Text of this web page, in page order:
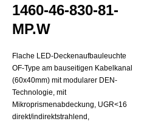
1460-46-830-81-
MP.W
Flache LED-Deckenaufbauleuchte
OF-Type am bauseitigen Kabelkanal
(60x40mm) mit modularer DEN-
Technologie, mit
Mikroprismenabdeckung, UGR<16
direkt/indirektstrahlend,